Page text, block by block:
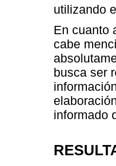
utilizando
En cuanto
cabe
busca ser
informado